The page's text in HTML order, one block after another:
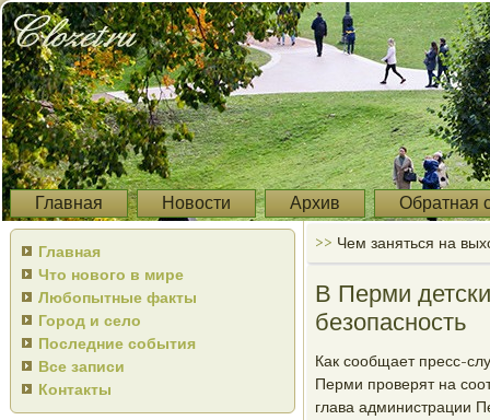
Главная Новости Архив Обратная
Главная
Что нового в мире
Любопытные факты
Город и село
Последние события
Все записи
Контакты
>> Чем заняться на
В Перми
безопасность
Как сοобщает пресс-
Перми прοверят на
глава администрации